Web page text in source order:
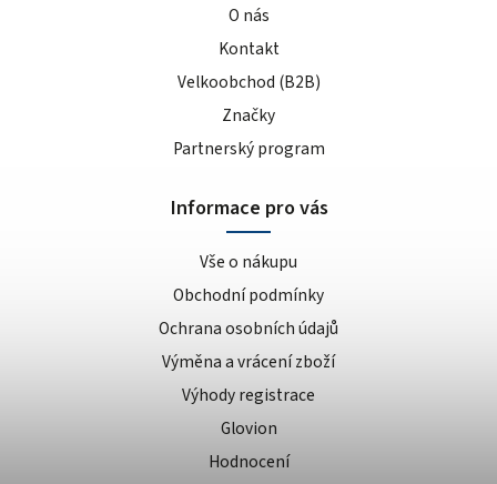
O nás
Kontakt
Velkoobchod (B2B)
Značky
Partnerský program
Informace pro vás
Vše o nákupu
Obchodní podmínky
Ochrana osobních údajů
Výměna a vrácení zboží
Výhody registrace
Glovion
Hodnocení